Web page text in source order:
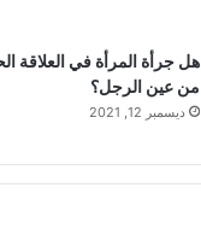
هل جرأة المرأة في العلاقة
من عين الرجل؟
ديسمبر 12, 2021